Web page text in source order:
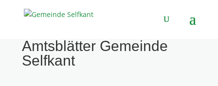
Amtsblätter Gemeinde
Selfkant